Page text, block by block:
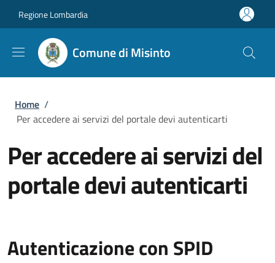
Regione Lombardia
Comune di Misinto
Briciole di pane
Home /
Per accedere ai servizi del portale devi autenticarti
Per accedere ai servizi del
portale devi autenticarti
Autenticazione con SPID